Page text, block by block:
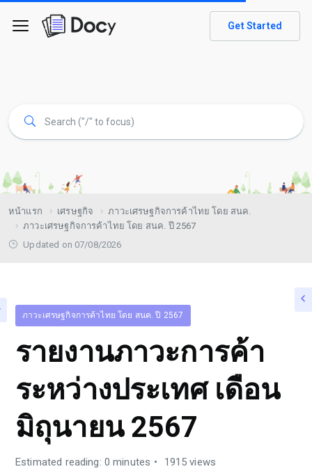
Get Started
หน้าแรก เศรษฐกิจ
ภาวะเศรษฐกิจการค้าไทย โดย สนค.
ภาวะเศรษฐกิจการค้าไทย โดย สนค. ปี 2567
Updated on 07/08/2026
ภาวะเศรษฐกิจการค้าไทย โดย สนค. ปี 2567
รายงานภาวะการค้า
ระหว่างประเทศ เดือน
มิถุนายน 2567
Estimated reading: 0 minutes 1915 views